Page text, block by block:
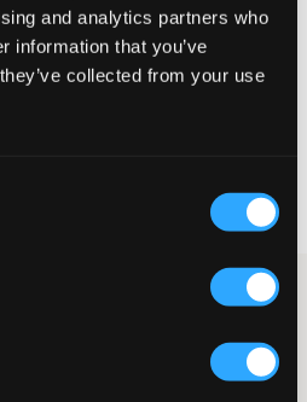
and analytics partners who
information that you’ve
collected from your use
MAAT
60 dagen
De trui heeft een ronde halslijn en
Dit is een klassieke trui die
past. We raden aan om deze